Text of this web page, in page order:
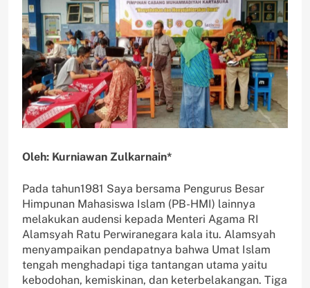
Oleh: Kurniawan Zulkarnain*
Pada tahun1981 Saya bersama Pengurus Besar
Himpunan Mahasiswa Islam (PB-HMI) lainnya
melakukan audensi kepada Menteri Agama RI
Alamsyah Ratu Perwiranegara kala itu. Alamsyah
menyampaikan pendapatnya bahwa Umat Islam
tengah menghadapi tiga tantangan utama yaitu
kebodohan, kemiskinan, dan keterbelakangan. Tiga